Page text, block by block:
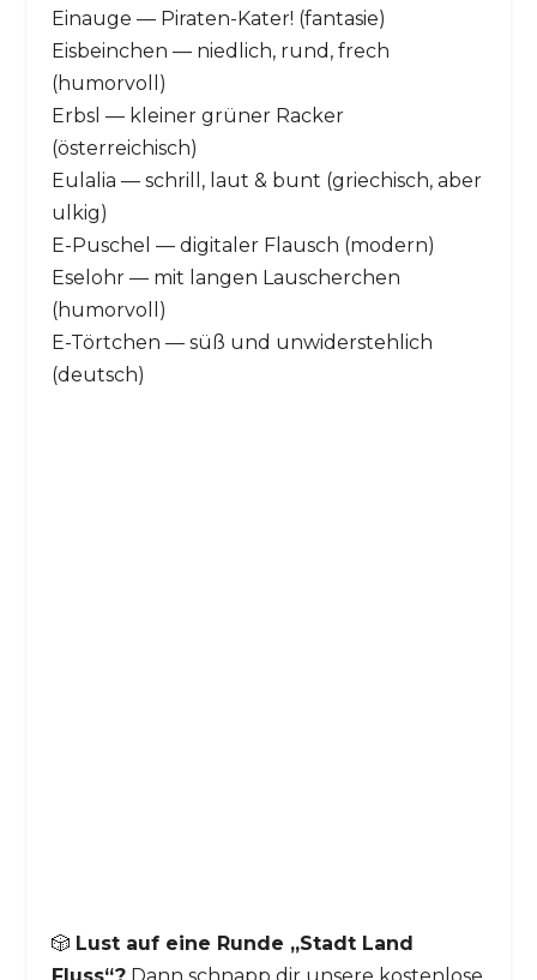
Einauge — Piraten-Kater! (fantasie)
Eisbeinchen — niedlich, rund, frech
(humorvoll)
Erbsl — kleiner grüner Racker
(österreichisch)
Eulalia — schrill, laut & bunt (griechisch, aber
ulkig)
E-Puschel — digitaler Flausch (modern)
Eselohr — mit langen Lauscherchen
(humorvoll)
E-Törtchen — süß und unwiderstehlich
(deutsch)
🎲 Lust auf eine Runde „Stadt Land